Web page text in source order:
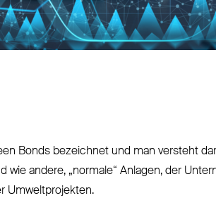
Bonds bezeichnet und man versteht
wie andere, „normale“ Anlagen, der
Umweltprojekten.